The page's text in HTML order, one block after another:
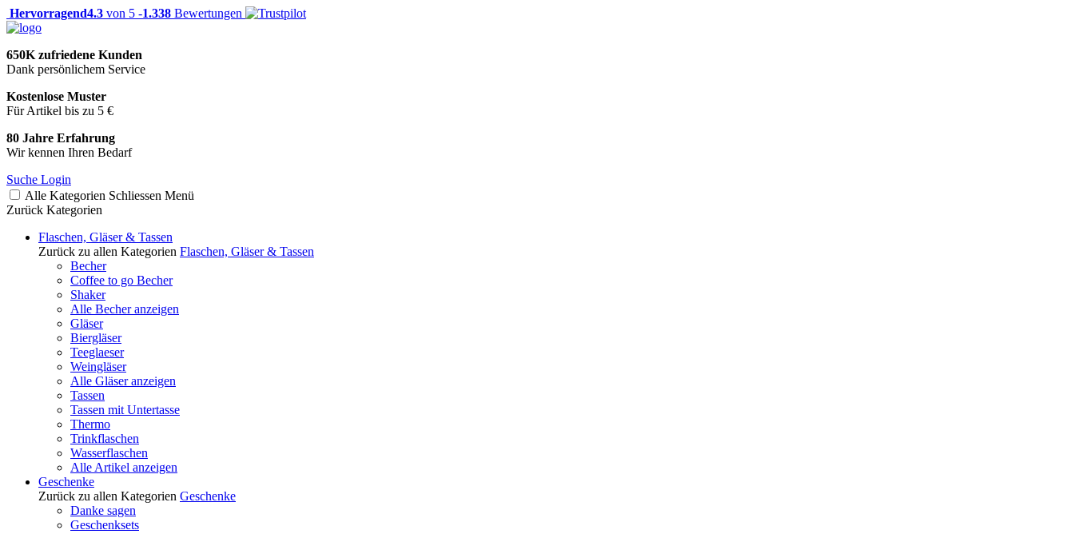
Hervorragend4.3 von 5 -1.338 Bewertungen
650K zufriedene Kunden
Dank persönlichem Service
Kostenlose Muster
Für Artikel bis zu 5 €
80 Jahre Erfahrung
Wir kennen Ihren Bedarf
Suche Login
Alle Kategorien Schliessen Menü
Zurück Kategorien
Flaschen, Gläser & Tassen
Zurück zu allen Kategorien Flaschen, Gläser & Tassen
Becher
Coffee to go Becher
Shaker
Alle Becher anzeigen
Gläser
Biergläser
Teeglaeser
Weingläser
Alle Gläser anzeigen
Tassen
Tassen mit Untertasse
Thermo
Trinkflaschen
Wasserflaschen
Alle Artikel anzeigen
Geschenke
Zurück zu allen Kategorien Geschenke
Danke sagen
Geschenksets